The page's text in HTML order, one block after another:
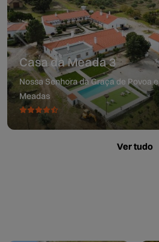
Casa da Meada 3
Nossa Senhora da Graça de Povoa e
Meadas
Ver tudo